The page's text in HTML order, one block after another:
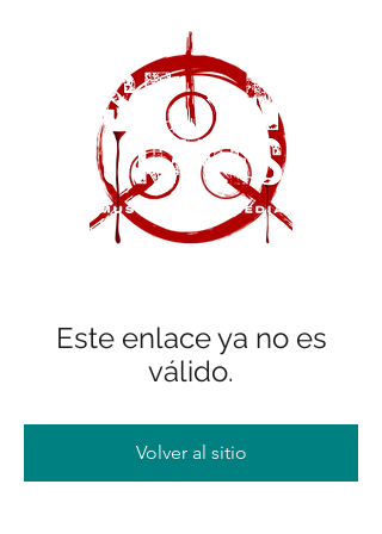
Este enlace ya no es
válido.
Volver al sitio